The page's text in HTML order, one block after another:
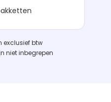
exclusief btw
niet inbegrepen